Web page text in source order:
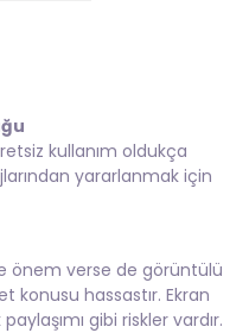
kullanım oldukça
yararlanmak için
önem verse de görüntülü
hassastır. Ekran
gibi riskler vardır.